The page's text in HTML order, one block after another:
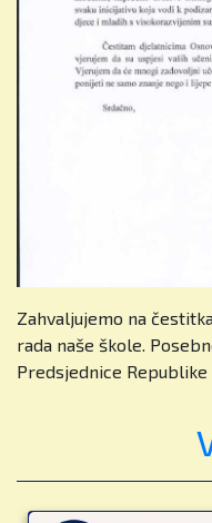
Zahvaljujemo na
rada naše škole.
Predsjednice Republike